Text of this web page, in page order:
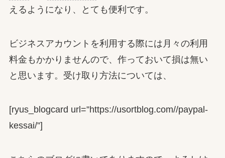
えるようになり、とても便利です。
ビジネスアカウントを利用する際には月々の利用
料金もかかりませんので、作っておいて損は無い
と思います。受け取り方法については、
[ryus_blogcard url=”https://usortblog.com//paypal-
kessai/”]